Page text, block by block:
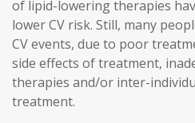
of lipid-lowering therapies
lower CV risk. Still, many
CV events, due to poor
side effects of treatment,
therapies and/or inter-
treatment.